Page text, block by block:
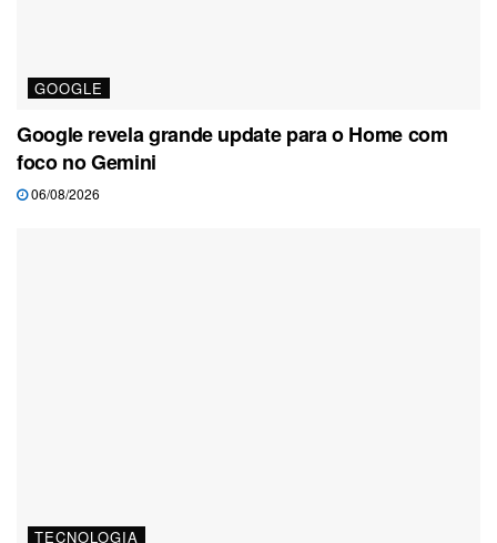
GOOGLE
Google revela grande update para o Home com
foco no Gemini
06/08/2026
TECNOLOGIA